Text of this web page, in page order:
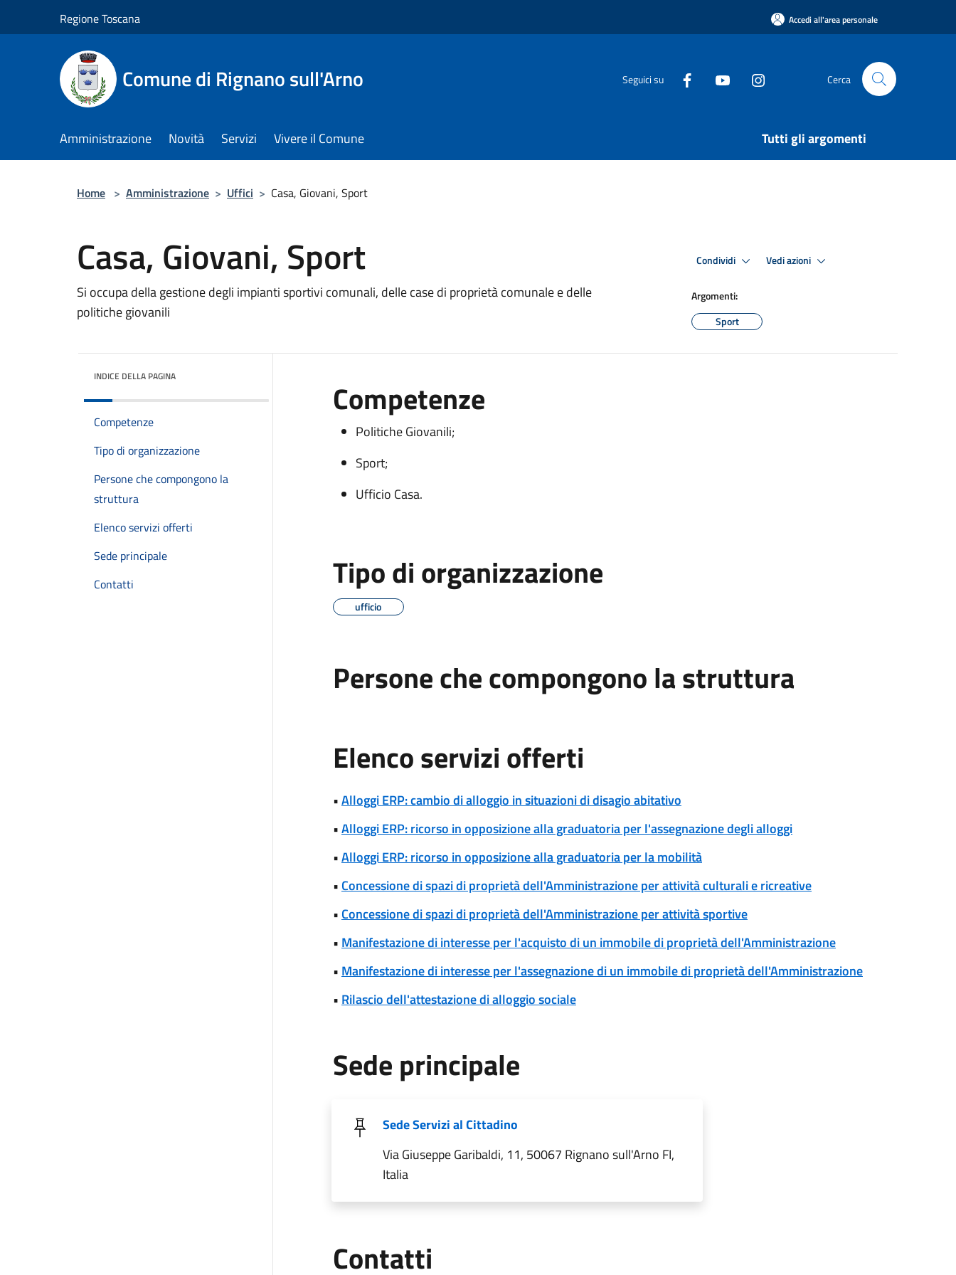
Regione Toscana Accedi all'area personale
Comune di Rignano sull'Arno Seguici su Cerca
Amministrazione Novità Servizi Vivere il Comune Tutti gli argomenti
Home > Amministrazione > Uffici > Casa, Giovani, Sport
Casa, Giovani, Sport
Si occupa della gestione degli impianti sportivi comunali, delle case di proprietà comunale e delle
politiche giovanili
Condividi Vedi azioni
Argomenti:
Sport
INDICE DELLA PAGINA
Competenze
Tipo di organizzazione
Persone che compongono la
struttura
Elenco servizi offerti
Sede principale
Contatti
Competenze
Politiche Giovanili;
Sport;
Ufficio Casa.
Tipo di organizzazione
ufficio
Persone che compongono la struttura
Elenco servizi offerti
•Alloggi ERP: cambio di alloggio in situazioni di disagio abitativo
•Alloggi ERP: ricorso in opposizione alla graduatoria per l'assegnazione degli alloggi
•Alloggi ERP: ricorso in opposizione alla graduatoria per la mobilità
• Concessione di spazi di proprietà dell'Amministrazione per attività culturali e ricreative
• Concessione di spazi di proprietà dell'Amministrazione per attività sportive
• Manifestazione di interesse per l'acquisto di un immobile di proprietà dell'Amministrazione
• Manifestazione di interesse per l'assegnazione di un immobile di proprietà dell'Amministrazione
• Rilascio dell'attestazione di alloggio sociale
Sede principale
Sede Servizi al Cittadino
Via Giuseppe Garibaldi, 11, 50067 Rignano sull'Arno FI,
Italia
Contatti